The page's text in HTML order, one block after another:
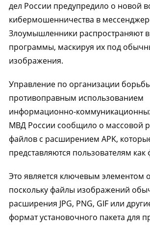
дел России предупредило о новой
кибермошенничества в
Злоумышленники распространяют
программы, маскируя их под
изображения.
Управление по организации
противоправным использованием
информационно-
МВД России сообщило о массовой
файлов с расширением APK,
представляются пользователям как
Это является ключевым элементом
поскольку файлы изображений
расширения JPG, PNG, GIF или
формат установочного пакета для